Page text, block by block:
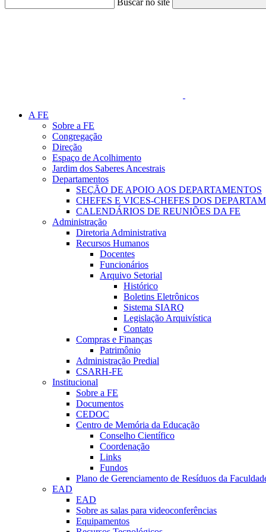
Buscar no site
A FE
Sobre a FE
Congregação
Direção
Espaço de Acolhimento
Jardim dos Saberes Ancestrais
Departamentos
SEÇÃO DE APOIO AOS DEPARTAMENTOS
CHEFES E VICES-CHEFES DOS
CALENDÁRIOS DE REUNIÕES DA FE
Administração
Diretoria Administrativa
Recursos Humanos
Docentes
Funcionários
Arquivo Setorial
Histórico
Boletins Eletrônicos
Sistema SIARQ
Legislação Arquivística
Contato
Compras e Finanças
Patrimônio
Administração Predial
CSARH-FE
Institucional
Sobre a FE
Documentos
CEDOC
Centro de Memória da Educação
Conselho Científico
Coordenação
Links
Fundos
Plano de Gerenciamento de Resíduos da
EAD
EAD
Sobre as salas para videoconferências
Equipamentos